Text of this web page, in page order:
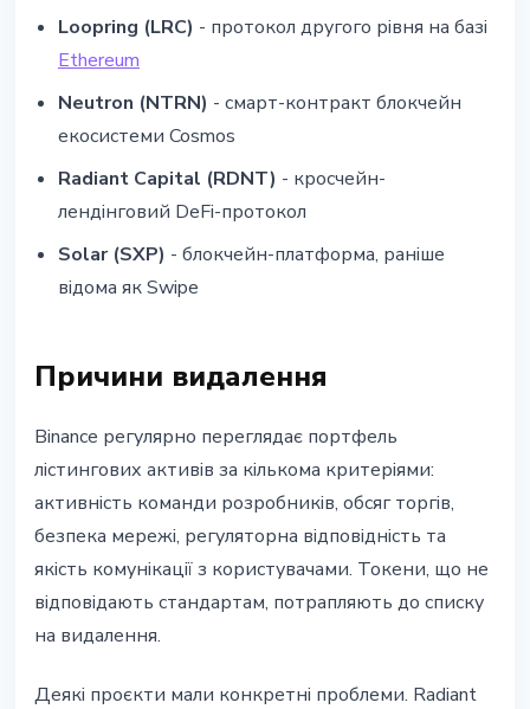
Loopring (LRC) - протокол другого рівня на базі
Ethereum
Neutron (NTRN) - смарт-контракт блокчейн
екосистеми Cosmos
Radiant Capital (RDNT) - кросчейн-
лендінговий DeFi-протокол
Solar (SXP) - блокчейн-платформа, раніше
відома як Swipe
Причини видалення
Binance регулярно переглядає портфель
лістингових активів за кількома критеріями:
активність команди розробників, обсяг торгів,
безпека мережі, регуляторна відповідність та
якість комунікації з користувачами. Токени, що не
відповідають стандартам, потрапляють до списку
на видалення.
Деякі проєкти мали конкретні проблеми. Radiant